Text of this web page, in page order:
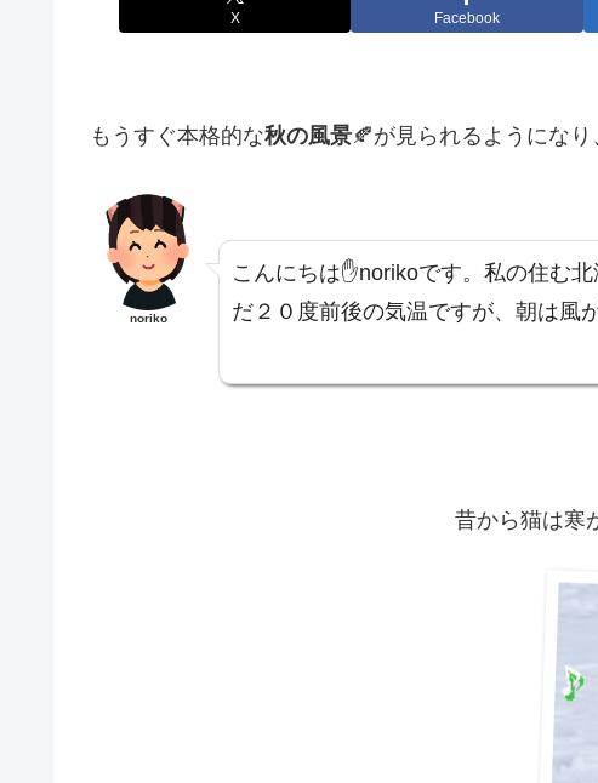
X Facebook
もうすぐ本格的な秋の風景🍂が見られるようにな
noriko
こんにちは✋norikoです。私の住む
だ２０度前後の気温ですが、朝は風
昔から猫は寒